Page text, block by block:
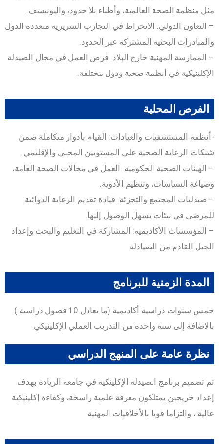
مثل منظمة الصحة العالمية، وأطباء بلا حدود، واليونيسف.
– التعاون الدولي: الانخراط في التجارب السريرية متعددة الدول
والمبادرات البحثية المشتركة عبر الحدود.
– الممارسة المهنية خارج البلاد: فرص العمل في مجال الصيدلة
الإكلينيكية في أنظمة صحية ودول مختلفة.
الفرص المحلية
-أنظمة المستشفيات والعيادات: القيام بأدوار متكاملة ضمن
شبكات الرعاية الصحية على المستويين المحلي والإقليمي.
– الهيئات الصحية الحكومية: العمل في مجالات الصحة العامة،
وصياغة السياسات، وتنظيم الأدوية.
– صيدليات المجتمع والتجزئة: قيادة تقديم الرعاية الدوائية
للمرضى في بيئات يسهل الوصول إليها.
– المؤسسات الأكاديمية: المشاركة في التعليم والبحث وإعداد
الجيل القادم من الصيادلة
المدة الزمنية للبرنامج
خمس سنوات دراسية أكاديمية (ما يعادل 10 فصول دراسية )
بالاضافة إلى سنة واحدة من التدريب العملي الإكلينيكي
نظرة عامة على المنهج الدراسي
تم تصميم برنامج الصيدلة الإكلينكية في جامعة الريادة بهدف
إعداد خريجين يمتلكون معرفة علمية راسخة، وكفاءة إكلينيكية
عالية ، والتزاما قويا بالأخلاقيات المهنية